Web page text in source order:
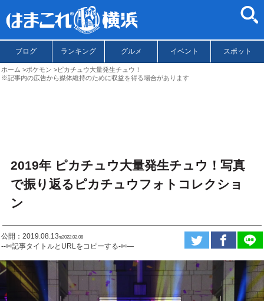
ブログ ランキング グルメ イベント スポット
ホーム ポケモン
ピカチュウ大量発生チュウ！
※記事内の広告から媒体維持のために収益を得る場合があります
2019年 ピカチュウ大量発生チュウ！写真
で振り返るピカチュウフォトコレクショ
ン
公開：2019.08.13ಇ2022.02.08
--✄記事タイトルとURLをコピーする-✄—